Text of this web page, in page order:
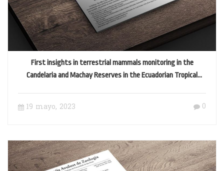
First insights in terrestrial mammals monitoring in the
Candelaria and Machay Reserves in the Ecuadorian Tropical
19 mayo, 2023 0